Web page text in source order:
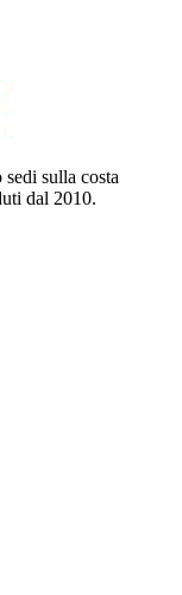
sulla costa
dal 2010.